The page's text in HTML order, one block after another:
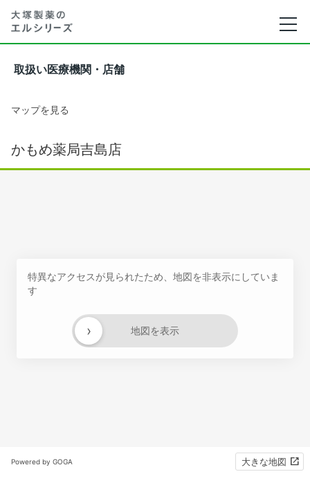
取扱い医療機関・店舗
マップを見る
かもめ薬局吉島店
特異なアクセスが見られたため、地図を非表示にしていま
す
地図を表示
›
Powered by GOGA 大きな地図